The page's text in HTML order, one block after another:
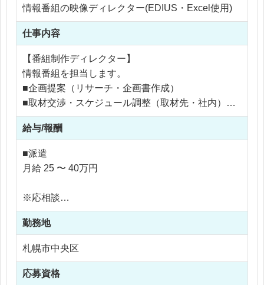
情報番組の映像ディレクター(EDIUS・Excel使用)
仕事内容
【番組制作ディレクター】
情報番組を担当します。
■企画提案（リサーチ・企画書作成）
■取材交渉・スケジュール調整（取材先・社内）
■企画構成・原稿作成
■取材
■映像編集（EDIUS)
■SP(=テロップ）発注
■OA立ち合い
■中継構築（LiveU中継、中継車中継）
■フロアディレクター
■送出ディレクター（PD・SD)
※詳細はエントリー時に説明いたします。不明な点
は、ぜひとも問合せくださいませ!
給与/報酬
■派遣
月給 25 〜 40万円
※応相談
※ご経験により優遇
※交通費支給
※45時間分の残業代含む（超過分は別途支給）
勤務地
札幌市中央区
応募資格